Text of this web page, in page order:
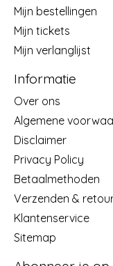
Mijn bestellingen
Mijn tickets
Mijn verlanglijst
Informatie
Over ons
Algemene
Disclaimer
Privacy Policy
Betaalmethoden
Verzenden &
Klantenservice
Sitemap